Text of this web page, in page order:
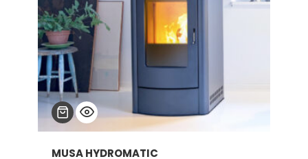
MUSA HYDROMATIC